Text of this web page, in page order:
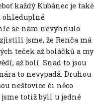
každý Kubánec je také
ohleduplně.
se nám nevyhnulo.
jsme, že Renča má
teček až boláčků a my
až bolí. Snad to jsou
to nevypadá. Druhou
neštovice či něco
totiž byli u jedné